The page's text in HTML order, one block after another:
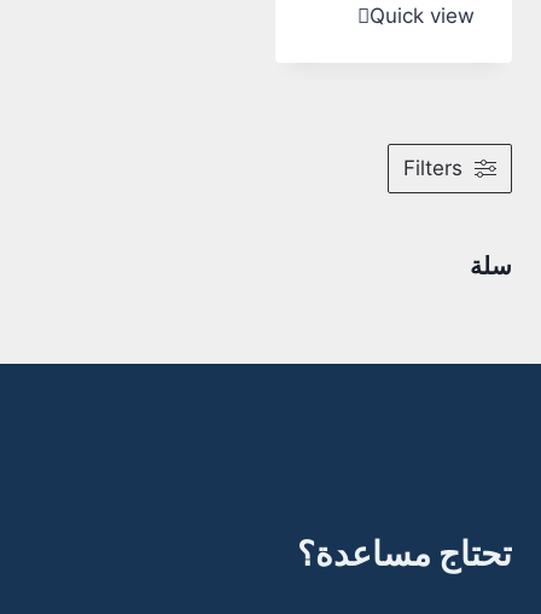
Quick view
Filters
سلة
تحتاج مساعدة؟